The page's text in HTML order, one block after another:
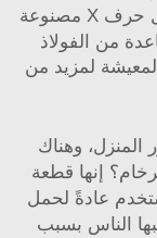
طاولة جانبية عصرية على شكل حرف X مصنوعة
سطح سميك ٩ مم وقاعدة من الفولاذ
لمزيد من
المنزل، وهناك
إنها قطعة
عادةً لحمل
الناس بسبب